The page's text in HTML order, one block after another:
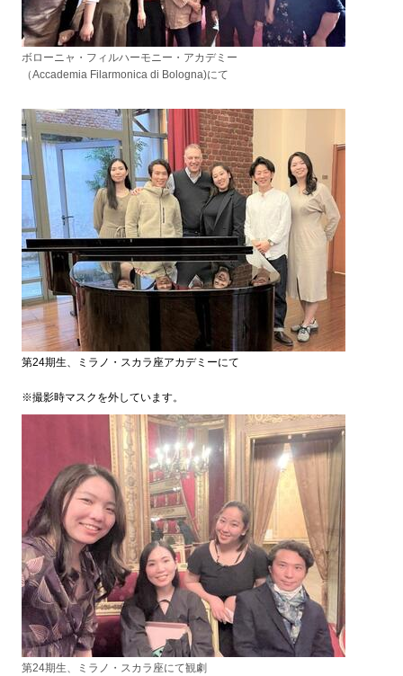
ボローニャ・フィルハーモニー・アカデミー
（Accademia Filarmonica di Bologna)にて
第24期生、ミラノ・スカラ座アカデミーにて
※撮影時マスクを外しています。
第24期生、ミラノ・スカラ座にて観劇